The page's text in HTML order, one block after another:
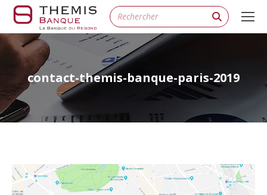
Search:
contact-themis-banque-paris-2019